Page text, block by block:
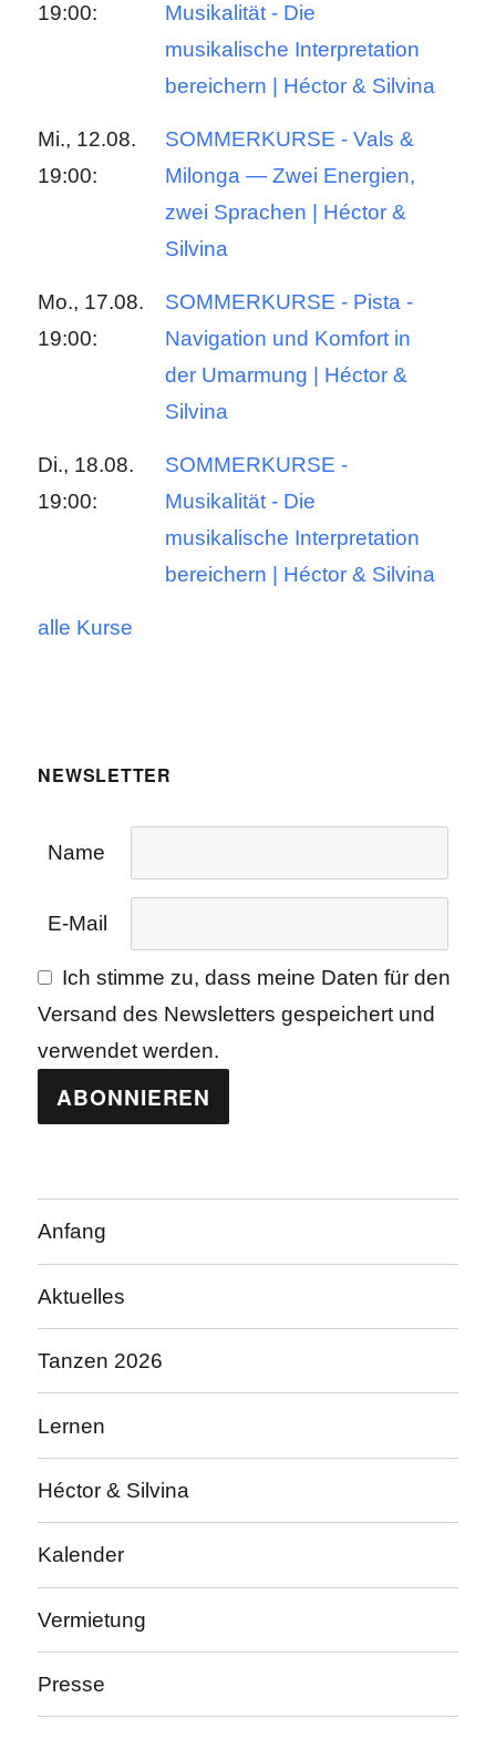
19:00:
Musikalität - Die
musikalische Interpretation
bereichern | Héctor & Silvina
Mi., 12.08.
19:00:
SOMMERKURSE - Vals &
Milonga — Zwei Energien,
zwei Sprachen | Héctor &
Silvina
Mo., 17.08.
19:00:
SOMMERKURSE - Pista -
Navigation und Komfort in
der Umarmung | Héctor &
Silvina
Di., 18.08.
19:00:
SOMMERKURSE -
Musikalität - Die
musikalische Interpretation
bereichern | Héctor & Silvina
alle Kurse
NEWSLETTER
Name
E-Mail
Ich stimme zu, dass meine Daten für den
Versand des Newsletters gespeichert und
verwendet werden.
Anfang
Aktuelles
Tanzen 2026
Lernen
Héctor & Silvina
Kalender
Vermietung
Presse